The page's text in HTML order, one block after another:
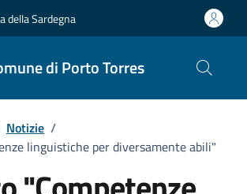
della Sardegna
di Porto Torres
Notizie /
linguistiche per diversamente abili"